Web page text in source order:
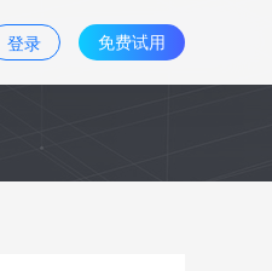
免费试用
登录